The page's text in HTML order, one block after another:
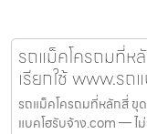
รถแม็คโครถมที่ห
เรียกใช้ www.รถ
รถแม็คโครถมที่หลักสี่ ขุ
แบคโฮรับจ้าง.com — ไ